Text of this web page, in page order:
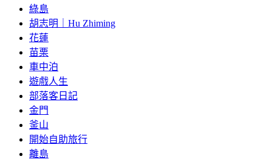
綠島
胡志明｜Hu Zhiming
花蓮
苗栗
車中泊
遊戲人生
部落客日記
金門
釜山
開始自助旅行
離島